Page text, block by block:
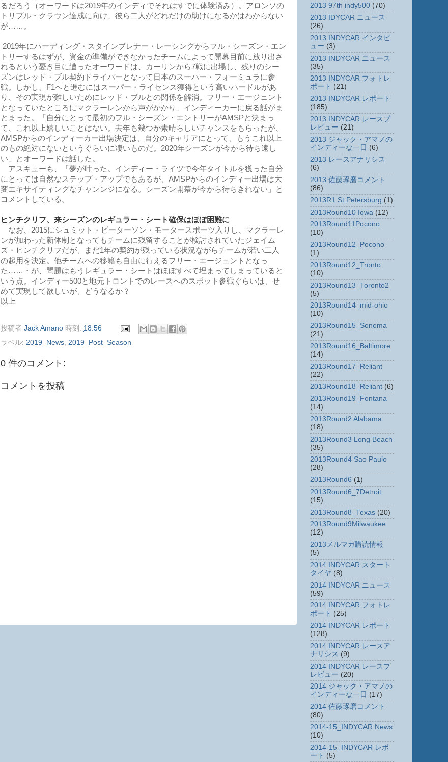
るだろう（オーワードは2019年のインディでそれはすでに体験済み）。アロンソの
トリプル・クラウン達成に向け、彼ら二人がどれだけの助けになるかはわからない
が……。
2019年にハーディング・スタインブレナー・レーシングからフル・シーズン・エン
トリーするはずが、資金の準備ができなかったチームによって開幕目前に放り出さ
れるという憂き目に遭ったオーワードは、カーリンから7戦に出場し、残りのシー
ズンはレッド・ブル契約ドライバーとなって日本のスーパー・フォーミュラに参
戦。しかし、F1へと進むにはスーパー・ライセンス獲得という高いハードルがあ
り、その実現が難しいためにレッド・ブルとの関係を解消。フリー・エージェント
となっていたところにマクラーレンから声がかかり、インディーカーに戻る話がま
とまった。「自分にとって最初のフル・シーズン・エントリーがAMSPと決まっ
て、これ以上嬉しいことはない。去年も幾つか素晴らしいチャンスをもらったが、
AMSPからのインディーカー出場決定は、自分のキャリアにとって、もうこれ以上
のもの絶対にないというぐらいに凄いものだ。2020年シーズンが今から待ち遠し
い」とオーワードは話した。
アスキューも、「夢が叶った。インディー・ライツで今年タイトルを獲った自分
にとっては自然なステップ・アップでもあるが、AMSPからのインディー出場は大
変エキサイティングなチャンンジになる。シーズン開幕が今から待ちきれない」と
コメントしている。
ヒンチクリフ、来シーズンのレギュラー・シート確保はほぼ困難に
なお、2015にシュミット・ピーターソン・モータースポーツ入りし、マクラーレ
ンが加わった新体制となってもチームに残留することが検討されていたジェイム
ズ・ヒンチクリフだが、まだ1年の契約が残っている状況ながらチームが若い二人
の起用を決定。他チームへの移籍も自由に行えるフリー・エージェントとなっ
た……・が、問題はもうレギュラー・シートはほぼすべて埋まってしまっていると
いう点。インディー500と地元トロントでのレースへのスポット参戦ぐらいは、せ
めて実現して欲しいが、どうなるか？
以上
投稿者 Jack Amano 時刻: 18:56
ラベル: 2019_News, 2019_Post_Season
0 件のコメント:
コメントを投稿
2013 97th indy500 (70)
2013 IDYCAR ニュース
(26)
2013 INDYCAR インタビ
ュー (3)
2013 INDYCAR ニュース
(35)
2013 INDYCAR フォトレ
ポート (21)
2013 INDYCAR レポート
(185)
2013 INDYCAR レースプ
レビュー (21)
2013 ジャック・アマノの
インディーな一日 (6)
2013 レースアナリシス
(6)
2013 佐藤琢磨コメント
(86)
2013R1 St.Petersburg (1)
2013Round10 Iowa (12)
2013Round11Pocono
(10)
2013Round12_Pocono
(1)
2013Round12_Tronto
(10)
2013Round13_Toronto2
(5)
2013Round14_mid-ohio
(10)
2013Round15_Sonoma
(21)
2013Round16_Baltimore
(14)
2013Round17_Reliant
(22)
2013Round18_Reliant (6)
2013Round19_Fontana
(14)
2013Round2 Alabama
(18)
2013Round3 Long Beach
(35)
2013Round4 Sao Paulo
(28)
2013Round6 (1)
2013Round6_7Detroit
(15)
2013Round8_Texas (20)
2013Round9Milwaukee
(12)
2013メルマガ購読情報
(5)
2014 INDYCAR スタート
タイヤ (8)
2014 INDYCAR ニュース
(59)
2014 INDYCAR フォトレ
ポート (25)
2014 INDYCAR レポート
(128)
2014 INDYCAR レースア
ナリシス (9)
2014 INDYCAR レースプ
レビュー (20)
2014 ジャック・アマノの
インディーな一日 (17)
2014 佐藤琢磨コメント
(80)
2014-15_INDYCAR News
(10)
2014-15_INDYCAR レポ
ート (5)